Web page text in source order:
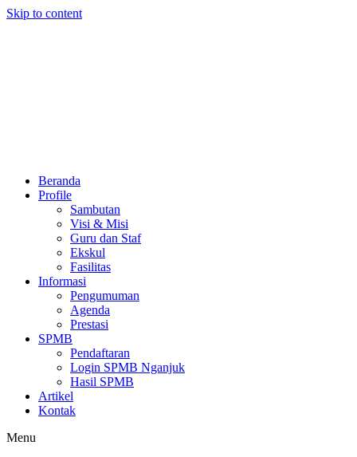
Skip to content
Beranda
Profile
Sambutan
Visi & Misi
Guru dan Staf
Ekskul
Fasilitas
Informasi
Pengumuman
Agenda
Prestasi
SPMB
Pendaftaran
Login SPMB Nganjuk
Hasil SPMB
Artikel
Kontak
Menu